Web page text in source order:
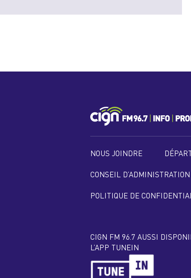
NOUS JOINDRE
CONSEIL D’ADMINISTRATION
POLITIQUE DE
CIGN FM 96.7 AUSSI
L’APP TUNEIN